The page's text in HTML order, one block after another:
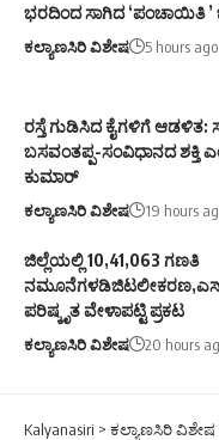
ಭರದಿಂದ ಸಾಗಿದ ‘ಪಂಚಾಯಿತಿ ’
ಕಲ್ಯಾಣಸಿರಿ ವಿಶೇಷ 5 hours ago
ರಸ್ತೆ ಗುಡಿಸಿದ ಕೈಗಳಿಗೆ
ಬಸವಂತಪ್ಪ-ಸಂವಿಧಾನದ ಶಕ್ತಿ
ಕುಮಾರ್
ಕಲ್ಯಾಣಸಿರಿ ವಿಶೇಷ 19 hours
ಜಿಲ್ಲೆಯಲ್ಲಿ 10,41,063 ಗಣತಿ
ಪರಿಷ್ಕೃತ ವೇಳಾಪಟ್ಟಿ ಪ್ರಕಟ
ಕಲ್ಯಾಣಸಿರಿ ವಿಶೇಷ 20 hours
Kalyanasiri > ಕಲ್ಯಾಣಸಿರಿ ವಿಶೇಷ